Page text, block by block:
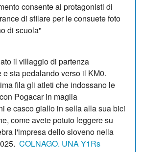
consente ai protagonisti di
di sfilare per le consuete foto
di scuola"
il villaggio di partenza
sta pedalando verso il KM0.
fila gli atleti che indossano le
Pogacar in maglia
e casco giallo in sella alla sua bici
come avete potuto leggere su
l'impresa dello sloveno nella
COLNAGO. UNA Y1Rs